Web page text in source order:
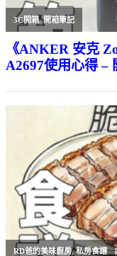
3C開箱,開箱筆記
《ANKER 安克
A2697使用心得 –
RD爸的美味廚房,私房食譜